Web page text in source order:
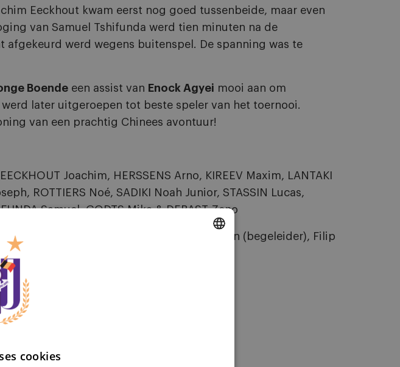
Eeckhout kwam eerst nog goed tussenbeide, maar even
van Samuel Tshifunda werd tien minuten na de
werd wegens buitenspel. De spanning was te
Boende een assist van Enock Agyei mooi aan om
later uitgeroepen tot beste speler van het toernooi.
van een prachtig Chinees avontuur!
Joachim, HERSSENS Arno, KIREEV Maxim, LANTAKI
ROTTIERS Noé, SADIKI Noah Junior, STASSIN Lucas,
Samuel, GODTS Mika & DEBAST Zeno
Weerlitzer (kine), Rudi Van Ginderdeuren (begeleider), Filip
cookies